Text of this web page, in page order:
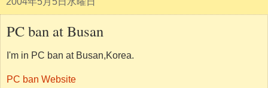
PC ban at Busan
I'm in PC ban at Busan,Korea.
PC ban Website